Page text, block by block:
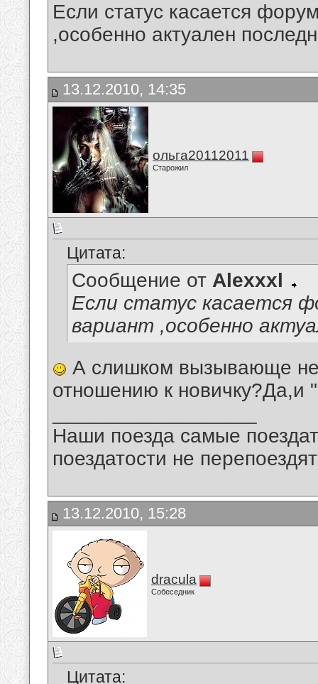
Если статус касается
,особенно актуален
13.12.2010, 14:35
ольга20112011
Старожил
Цитата:
Сообщение от Alexxxl
Если статус касается
вариант ,особенно
А слишком вызывающе не
отношению к новичку?Да,и
Наши поезда самые
поездатости не
13.12.2010, 15:28
dracula
Собеседник
Цитата: